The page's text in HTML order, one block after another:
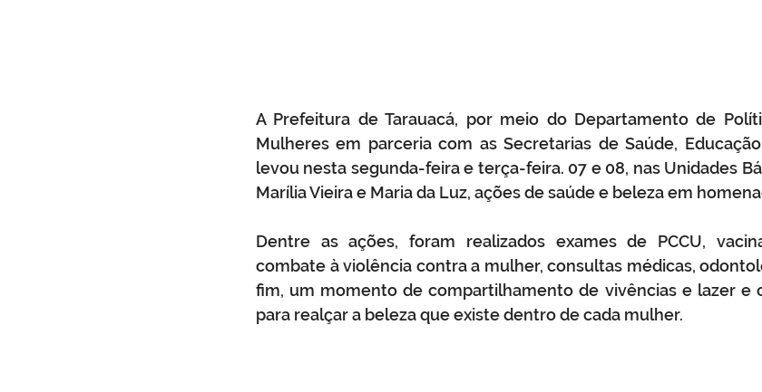
A Prefeitura de Tarauacá, por meio do Departamento de
Mulheres em parceria com as Secretarias de Saúde,
levou nesta segunda-feira e terça-feira. 07 e 08, nas Unidades
Marília Vieira e Maria da Luz, ações de saúde e beleza em
Dentre as ações, foram realizados exames de PCCU,
combate à violência contra a mulher, consultas médicas,
fim, um momento de compartilhamento de vivências e lazer e
para realçar a beleza que existe dentro de cada mulher.